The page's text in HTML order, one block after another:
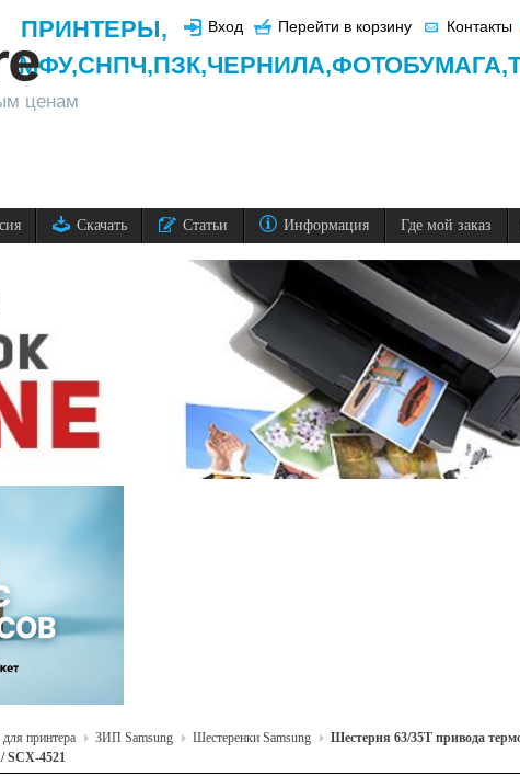
ценам
Вход Перейти в корзину Контакты
ПРИНТЕРЫ,
МФУ,СНПЧ,ПЗК,ЧЕРНИЛА,ФОТОБУМАГА,
Скачать Статьи Информация Где мой заказ
принтера ЗИП Samsung Шестеренки Samsung
Шестерня 63/35T привода
SCX-4521